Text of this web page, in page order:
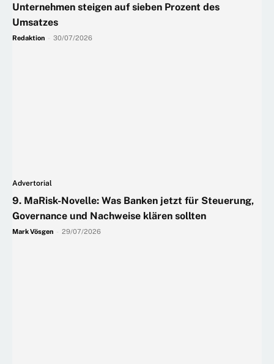
Unternehmen steigen auf sieben Prozent des
Umsatzes
Redaktion 30/07/2026
Advertorial
9. MaRisk-Novelle: Was Banken jetzt für Steuerung,
Governance und Nachweise klären sollten
Mark Vösgen 29/07/2026